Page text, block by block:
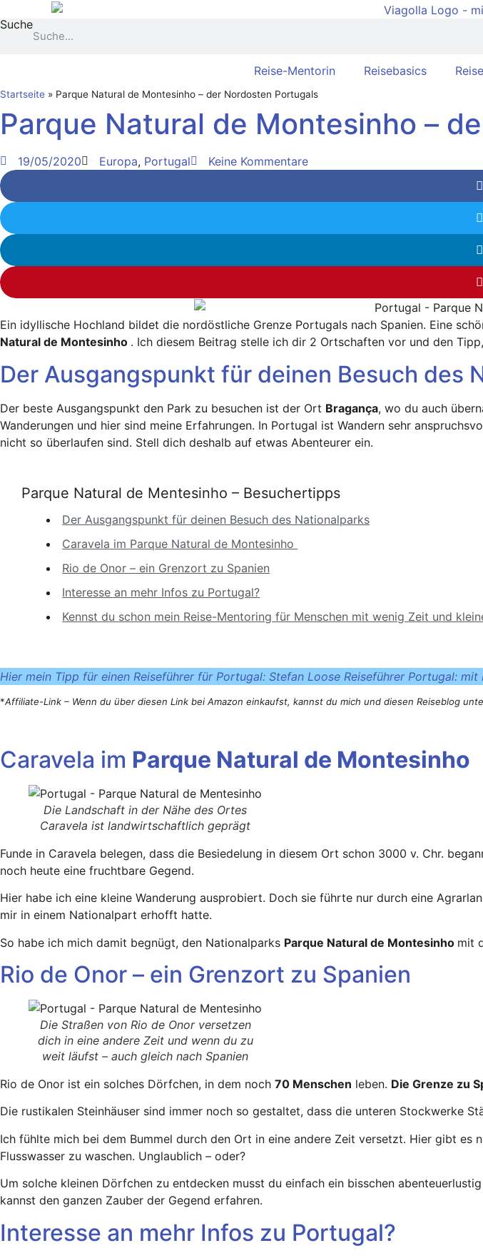
Inhalt
springen
Suche
Reise-Mentorin Reisebasics
Startseite » Parque Natural de Montesinho – der Nordosten Portugals
Parque Natural de Montesinho –
19/05/2020 Europa, Portugal Keine Kommentare
Ein idyllische Hochland bildet die nordöstliche Grenze Portugals nach Spanien. Eine
Natural de Montesinho . Ich diesem Beitrag stelle ich dir 2 Ortschaften vor und den
Der Ausgangspunkt für deinen Besuch des
Der beste Ausgangspunkt den Park zu besuchen ist der Ort Bragança, wo du auch
Wanderungen und hier sind meine Erfahrungen. In Portugal ist Wandern sehr
nicht so überlaufen sind. Stell dich deshalb auf etwas Abenteurer ein.
Parque Natural de Mentesinho – Besuchertipps
Der Ausgangspunkt für deinen Besuch des Nationalparks
Caravela im Parque Natural de Montesinho
Rio de Onor – ein Grenzort zu Spanien
Interesse an mehr Infos zu Portugal?
Kennst du schon mein Reise-Mentoring für Menschen mit wenig Zeit und
Hier mein Tipp für einen Reiseführer für Portugal: Stefan Loose Reiseführer Portugal: mit
*Affiliate-Link – Wenn du über diesen Link bei Amazon einkaufst, kannst du mich und diesen Reiseblog
Caravela im Parque Natural de Montesinho
Die Landschaft in der Nähe des Ortes
Caravela ist landwirtschaftlich geprägt
Funde in Caravela belegen, dass die Besiedelung in diesem Ort schon 3000 v. Chr.
noch heute eine fruchtbare Gegend.
Hier habe ich eine kleine Wanderung ausprobiert. Doch sie führte nur durch eine
mir in einem Nationalpart erhofft hatte.
So habe ich mich damit begnügt, den Nationalparks Parque Natural de Montesinho mit
Rio de Onor – ein Grenzort zu Spanien
Die Straßen von Rio de Onor versetzen
dich in eine andere Zeit und wenn du zu
weit läufst – auch gleich nach Spanien
Rio de Onor ist ein solches Dörfchen, in dem noch 70 Menschen leben. Die Grenze zu
Die rustikalen Steinhäuser sind immer noch so gestaltet, dass die unteren Stockwerke
Ich fühlte mich bei dem Bummel durch den Ort in eine andere Zeit versetzt. Hier gibt es
Flusswasser zu waschen. Unglaublich – oder?
Um solche kleinen Dörfchen zu entdecken musst du einfach ein bisschen
kannst den ganzen Zauber der Gegend erfahren.
Interesse an mehr Infos zu Portugal?